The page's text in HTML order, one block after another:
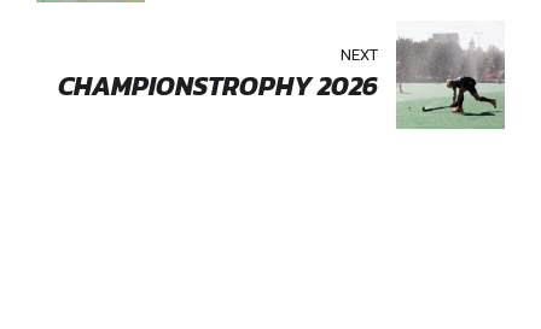
NEXT
CHAMPIONSTROPHY 2026